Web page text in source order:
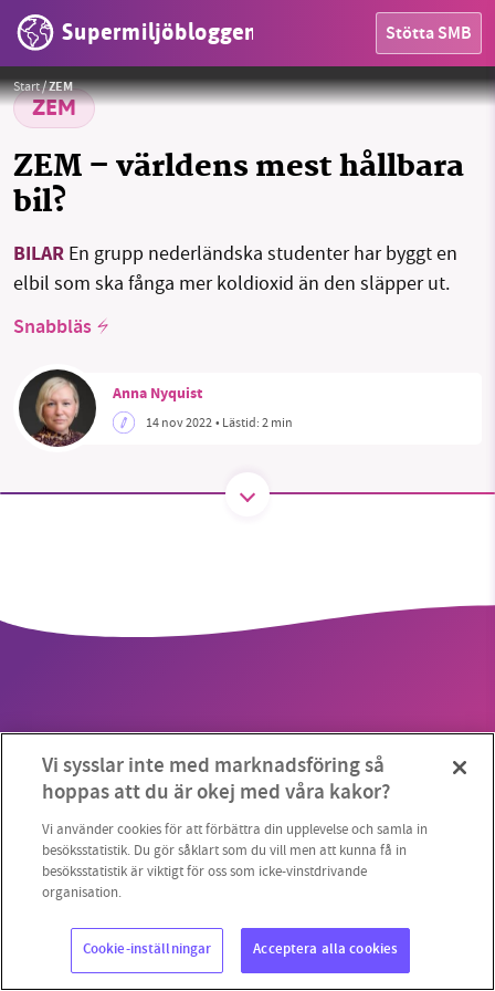
Supermiljöbloggen Stötta SMB
OMRÅDEN
MILJÖFAKTA
Sök Sparade inlägg Tipsa oss
Threads
Start/ZEM
ZEM
ZEM – världens mest hållbara
bil?
BILAR En grupp nederländska studenter har byggt en
elbil som ska fånga mer koldioxid än den släpper ut.
Snabbläs
Anna Nyquist
14 nov 2022• Lästid:2 min
Bijzonder aan dit prototype zijn de gebruikte materialen. Het chassis is een composiet met lagen vlas
geïmpregneerd met oceaanplastic verstevigd door een honingraatstructuur van recycled PET. De stoelen zijn
gemaakt van kokosnootvezel en paardenhaar en bekleed met een stof van recycled PET. foto: Bart van
Copyright 2023 © Supermiljöbloggen Cookieinställningar
starten 2010 har vår ideella redaktion drivit
miljödebatten framåt genom
vill hjälpa oss.
Stötta vårt arbete genom att swisha en slant till
1231368703
Läs vad vi vill göra
Vi sysslar inte med marknadsföring så
hoppas att du är okej med våra kakor?
Vi använder cookies för att förbättra din upplevelse och samla in
besöksstatistik. Du gör såklart som du vill men att kunna få in
besöksstatistik är viktigt för oss som icke-vinstdrivande
organisation.
Cookie-inställningar Acceptera alla cookies